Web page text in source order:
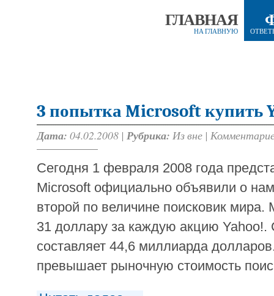
ГЛАВНАЯ
НА ГЛАВНУЮ
3 попытка Microsoft купить
Дата: 04.02.2008 | Рубрика: Из вне |
Сегодня 1 февраля 2008 года
Microsoft официально объявили о
второй по величине поисковик
31 доллару за каждую акцию
составляет 44,6 миллиарда
превышает рыночную стоимость